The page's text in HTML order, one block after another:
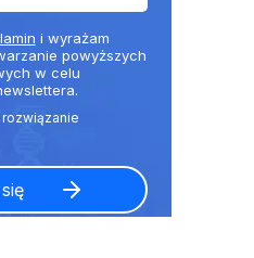
i wyrażam
powyższych
w celu